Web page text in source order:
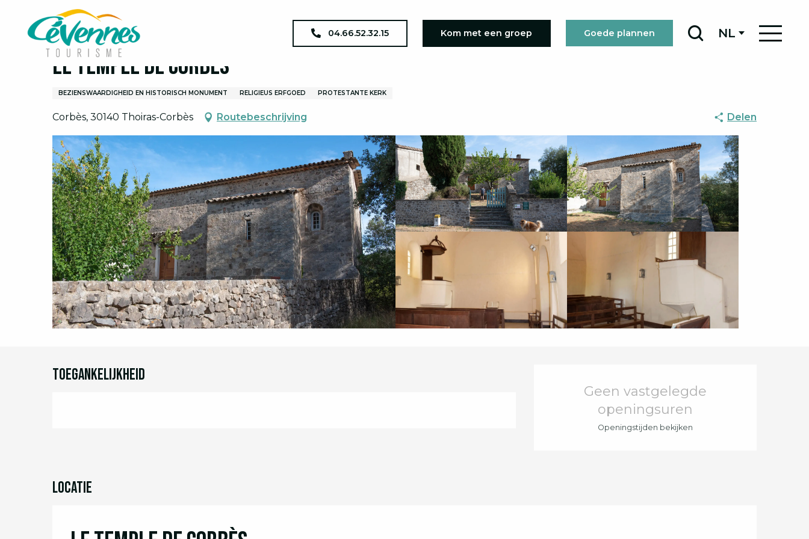
contenu
04.66.52.32.15 Kom met een groep Goede plannen NL
Home Ik ontdek
Le Temple de Corbès
BEZIENSWAARDIGHEID EN HISTORISCH MONUMENT RELIGIEUS ERFGOED PROTESTANTE KERK
Corbès, 30140 Thoiras-Corbès Routebeschrijving Delen
Openingstijden en
Geen vastgelegde
openingsuren
Openingstijden bekijken
Toegankelijkheid
Locatie